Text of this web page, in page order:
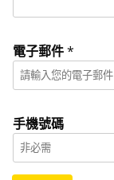
電子郵件*
手機號碼